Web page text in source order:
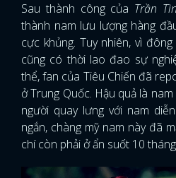
Sau thành công của Trần
thành nam lưu lượng hàng
cực khủng. Tuy nhiên, vì
cũng có thời lao đao sự
thể, fan của Tiêu Chiến đã
ở Trung Quốc. Hậu quả là
người quay lưng với nam
ngắn, chàng mỹ nam này đã
chí còn phải ở ẩn suốt 10